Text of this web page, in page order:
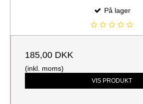
På lager
185,00 DKK
(inkl. moms)
VIS PRODUKT